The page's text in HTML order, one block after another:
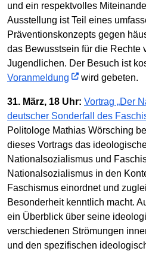
und ein respektvolles
Ausstellung ist Teil eines
Präventionskonzepts gegen
das Bewusstsein für die Rechte
Jugendlichen. Der Besuch ist
Voranmeldung
wird gebeten.
31. März, 18 Uhr: Vortrag „Der
deutscher Sonderfall des
Politologe Mathias Wörsching
dieses Vortrags das
Nationalsozialismus und
Nationalsozialismus in den
Faschismus einordnet und
Besonderheit kenntlich macht.
ein Überblick über seine
verschiedenen Strömungen
und den spezifischen